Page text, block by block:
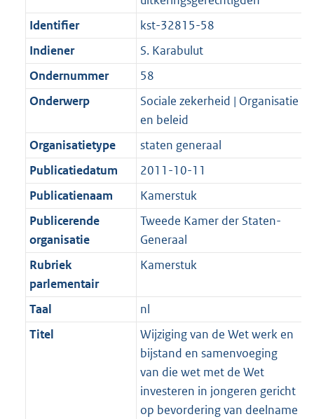
Identifier
kst-32815-58
Indiener
S. Karabulut
Ondernummer
58
Onderwerp
Sociale zekerheid | Organisatie
en beleid
Organisatietype
staten generaal
Publicatiedatum
2011-10-11
Publicatienaam
Kamerstuk
Publicerende
organisatie
Tweede Kamer der Staten-
Generaal
Rubriek
parlementair
Kamerstuk
Taal
nl
Titel
Wijziging van de Wet werk en
bijstand en samenvoeging
van die wet met de Wet
investeren in jongeren gericht
op bevordering van deelname